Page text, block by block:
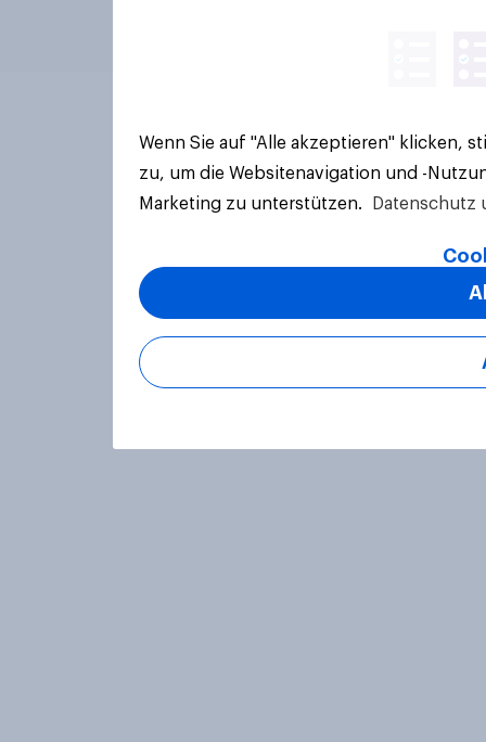
Wenn Sie auf "Alle akzeptieren" klicken,
zu, um die Websitenavigation und -
Marketing zu unterstützen.
Datenschutz